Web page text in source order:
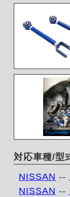
対応車種/型
NISSAN --
NISSAN --